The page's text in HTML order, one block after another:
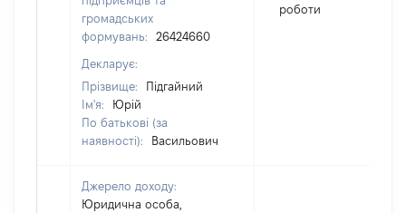
громадських
формувань:
26424660
Декларує:
Прізвище:
Підгайний
Ім'я:
Юрій
По батькові (за
наявності):
Васильович
роботи
Джерело доходу:
Юридична особа,